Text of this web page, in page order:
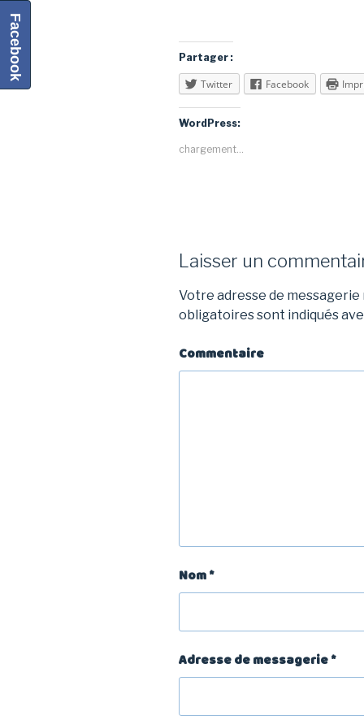
Partager :
Twitter Facebook
WordPress:
chargement…
Laisser un
Votre adresse de messagerie
obligatoires sont indiqués
Commentaire
Nom*
Adresse de messagerie*
Facebook